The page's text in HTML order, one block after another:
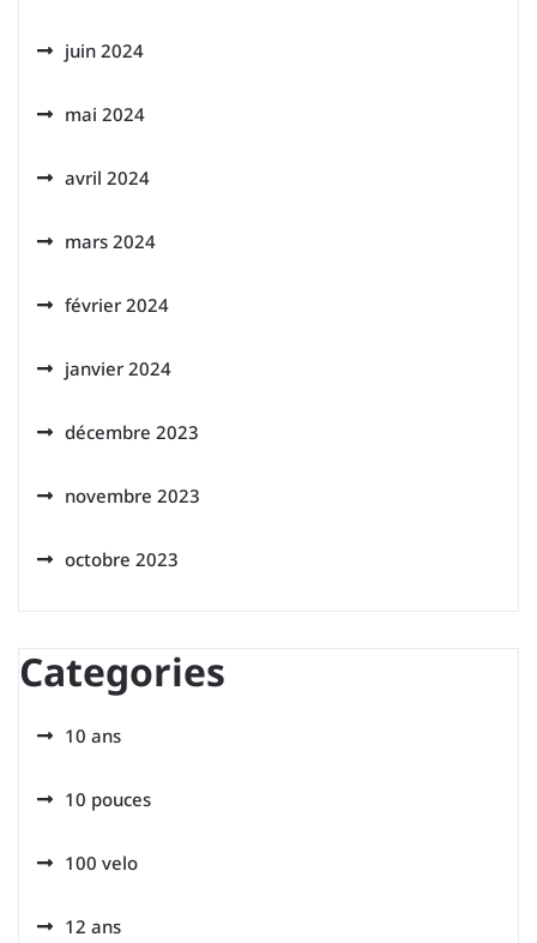
juin 2024
mai 2024
avril 2024
mars 2024
février 2024
janvier 2024
décembre 2023
novembre 2023
octobre 2023
Categories
10 ans
10 pouces
100 velo
12 ans